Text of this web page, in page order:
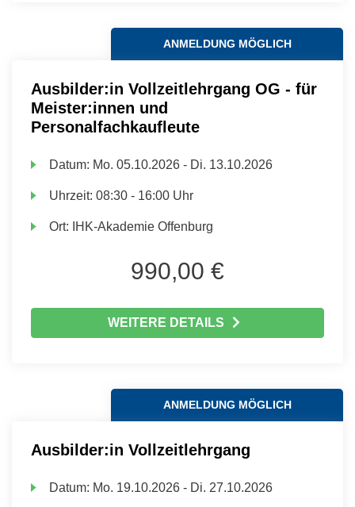
ANMELDUNG MÖGLICH
Ausbilder:in Vollzeitlehrgang OG - für
Meister:innen und
Personalfachkaufleute
Datum: Mo. 05.10.2026 - Di. 13.10.2026
Uhrzeit:08:30 - 16:00 Uhr
Ort: IHK-Akademie Offenburg
990,00 €
WEITERE DETAILS
ANMELDUNG MÖGLICH
Ausbilder:in Vollzeitlehrgang
Datum: Mo. 19.10.2026 - Di. 27.10.2026